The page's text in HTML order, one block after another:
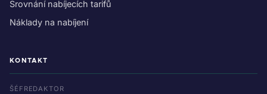
Srovnání nabíjecích tarifů
Náklady na nabíjení
KONTAKT
ŠÉFREDAKTOR